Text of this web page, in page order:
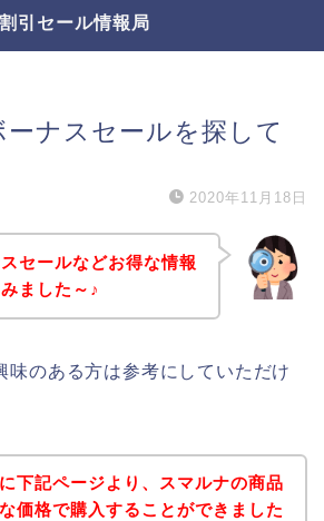
割引セール情報局
ナスセールを探して
2020年11月18日
セールなどお得な情報
ました～♪
味のある方は参考にしていただけ
下記ページより、スマルナの商品
価格で購入することができました